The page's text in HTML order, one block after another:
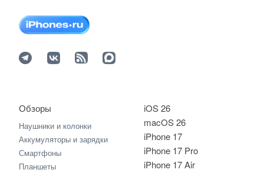
iOS 26
macOS 26
iPhone 17
iPhone 17 Pro
iPhone 17 Air
Обзоры
Наушники и колонки
Аккумуляторы и зарядки
Смартфоны
Планшеты